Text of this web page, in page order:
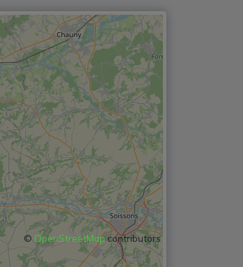
© OpenStreetMapcontributors